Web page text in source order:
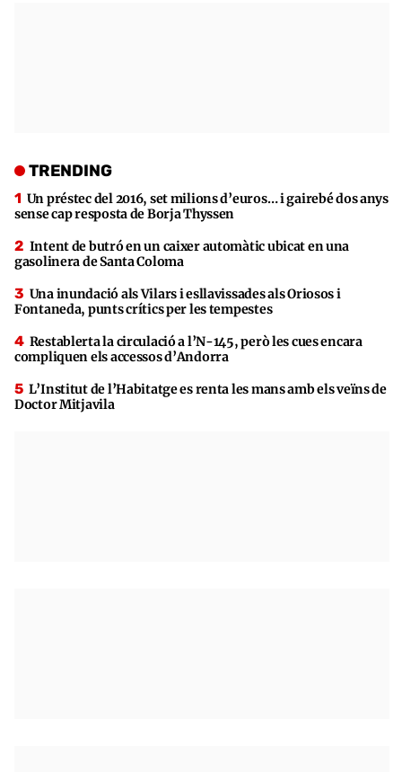
TRENDING
Un préstec del 2016, set milions d’euros… i gairebé dos anys
sense cap resposta de Borja Thyssen
Intent de butró en un caixer automàtic ubicat en una
gasolinera de Santa Coloma
Una inundació als Vilars i esllavissades als Oriosos i
Fontaneda, punts crítics per les tempestes
Restablerta la circulació a l’N-145, però les cues encara
compliquen els accessos d’Andorra
L’Institut de l’Habitatge es renta les mans amb els veïns de
Doctor Mitjavila